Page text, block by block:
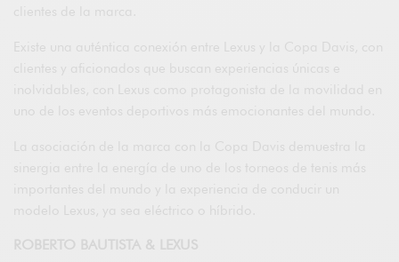
clientes de la marca.
Existe una auténtica conexión entre Lexus y la Copa Davis, con
clientes y aficionados que buscan experiencias únicas e
inolvidables, con Lexus como protagonista de la movilidad en
uno de los eventos deportivos más emocionantes del mundo.
La asociación de la marca con la Copa Davis demuestra la
sinergia entre la energía de uno de los torneos de tenis más
importantes del mundo y la experiencia de conducir un
modelo Lexus, ya sea eléctrico o híbrido.
ROBERTO BAUTISTA & LEXUS